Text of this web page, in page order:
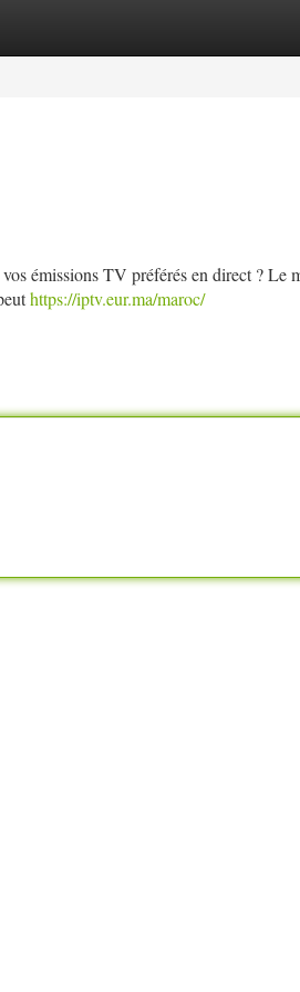
émissions TV préférés en direct ? Le
https://iptv.eur.ma/maroc/